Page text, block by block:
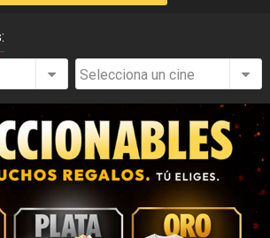
Selecciona un cine